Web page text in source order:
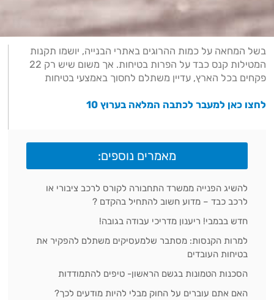
בשל המחאה על כמות ההרוגים באתרי הבנייה, יושמו תקנות
המטילות קנס כבד על הפרות בטיחות. אך משום שיש רק 22
פקחים בכל הארץ, עדיין משתלם לחסוך באמצעי בטיחות
לחצו כאן למעבר לכתבה המלאה בערוץ 10
מאמרים נוספים:
להשיג הפנייה ממשרד התחבורה לקורס לרכב ציבורי או
לרכב כבד – מדוע חשוב להתחיל בהקדם ?
חדש בבמבי! ריענון מדריכי עבודה בגובה!
למרות הקנסות: מסתבר שלמעסיקים משתלם להפקיר את
בטיחות העובדים
הסכנות הטמונות בגשם הראשון- טיפים להתמודדות
האם אתם עוברים על החוק מבלי להיות מודעים לכך?